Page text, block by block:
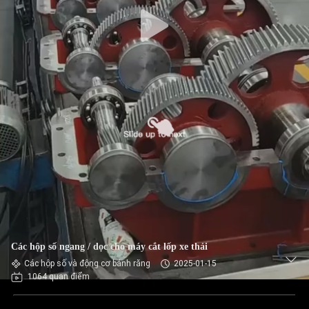
THAM
QUAN
NHÀ
MÁY
KIỂM
SOÁT
CHẤT
LƯỢNG
LIÊN
HỆ
CHÚNG
TÔI
Các hộp số ngang / dọc cho máy cắt lốp xe thải
Các hộp số và động cơ bánh răng
2025-01-15
1064 quan điểm